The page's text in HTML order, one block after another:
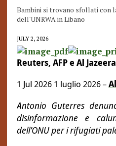
Bambini si trovano sfollati con
dell'UNRWA in Libano
JULY 2, 2026
Reuters, AFP e Al Jazeera
1 Jul 2026 1 luglio 2026 –
Antonio Guterres
disinformazione e
dell’ONU per i rifugiati